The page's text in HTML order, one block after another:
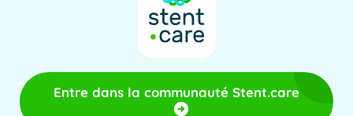
Entre dans la communauté Stent.care